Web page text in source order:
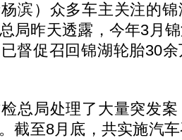
）众多车主关注的锦
局昨天透露，今年3月
督促召回锦湖轮胎30
局处理了大量突发案
截至8月底，共实施汽